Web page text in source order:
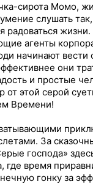
сирота Момо,
слушать
радоваться
агенты
начинают вести
они
и простые
от этой серой
Времени!
За
господа»
время
гонку за